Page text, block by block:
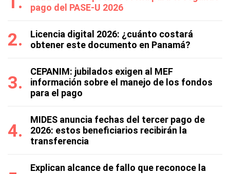
pago del PASE-U 2026
Licencia digital 2026: ¿cuánto costará
obtener este documento en Panamá?
CEPANIM: jubilados exigen al MEF
información sobre el manejo de los fondos
para el pago
MIDES anuncia fechas del tercer pago de
2026: estos beneficiarios recibirán la
transferencia
Explican alcance de fallo que reconoce la